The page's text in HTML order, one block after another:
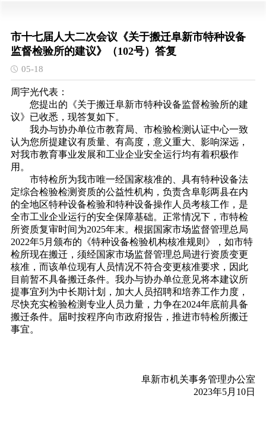
市十七届人大二次会议《关于搬迁阜新市特种设备
监督检验所的建议》（102号）答复
05-18
周宇光代表：
您提出的《关于搬迁阜新市特种设备监督检验所的建
议》已收悉，现答复如下。
我办与协办单位市教育局、市检验检测认证中心一致
认为您所提建议有质量、有高度，意义重大、影响深远，
对我市教育事业发展和工业企业安全运行均有着积极作
用。
市特检所为我市唯一经国家核准的、具有特种设备法
定综合检验检测资质的公益性机构，负责含阜彰两县在内
的全地区特种设备检验和特种设备操作人员考核工作，是
全市工业企业运行的安全保障基础。正常情况下，市特检
所资质复审时间为2025年末。根据国家市场监督管理总局
2022年5月颁布的《特种设备检验机构核准规则》，如市特
检所现在搬迁，须经国家市场监督管理总局进行资质变更
核准，而该单位现有人员情况不符合变更核准要求，因此
目前暂不具备搬迁条件。我办与协办单位意见将本建议所
提事宜列为中长期计划，加大人员招聘和培养工作力度，
尽快充实检验检测专业人员力量，力争在2024年底前具备
搬迁条件。届时按程序向市政府报告，推进市特检所搬迁
事宜。
阜新市机关事务管理办公室
2023年5月10日